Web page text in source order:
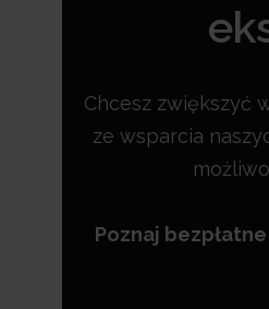
Chcesz zwiększyć
ze wsparcia
Poznaj